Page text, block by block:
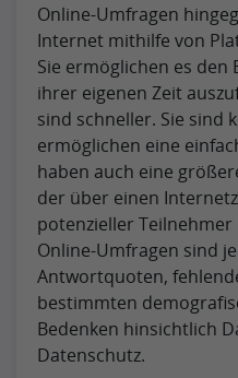
Online-Umfragen
Internet mithilfe von
Sie ermöglichen es den
ihrer eigenen Zeit
sind schneller. Sie sind
ermöglichen eine
haben auch eine
der über einen
potenzieller
Online-Umfragen sind
Antwortquoten,
bestimmten
Bedenken hinsichtlich
Datenschutz.